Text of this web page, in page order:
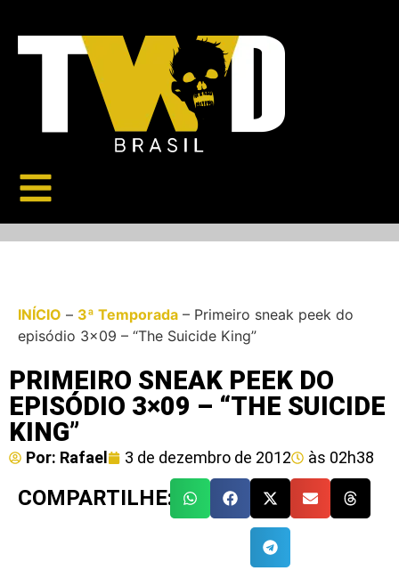
INÍCIO – 3ª Temporada – Primeiro sneak peek do
episódio 3×09 – “The Suicide King”
PRIMEIRO SNEAK PEEK DO
EPISÓDIO 3×09 – “THE SUICIDE
KING”
Por: Rafael 3 de dezembro de 2012 às 02h38
COMPARTILHE: